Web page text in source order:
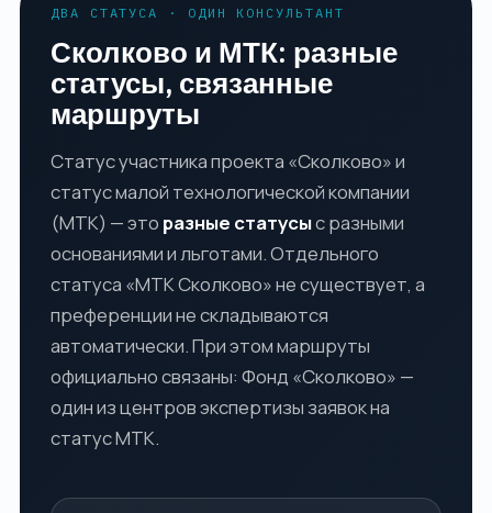
ДВА СТАТУСА · ОДИН КОНСУЛЬТАНТ
Сколково и МТК: разные
статусы, связанные
маршруты
Статус участника проекта «Сколково» и
статус малой технологической компании
(МТК) — это разные статусыс разными
основаниями и льготами. Отдельного
статуса «МТК Сколково» не существует, а
преференции не складываются
автоматически. При этом маршруты
официально связаны: Фонд «Сколково» —
один из центров экспертизы заявок на
статус МТК.